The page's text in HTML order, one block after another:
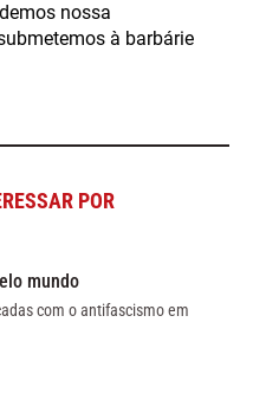
nossa
à barbárie
POR
mundo
com o antifascismo em